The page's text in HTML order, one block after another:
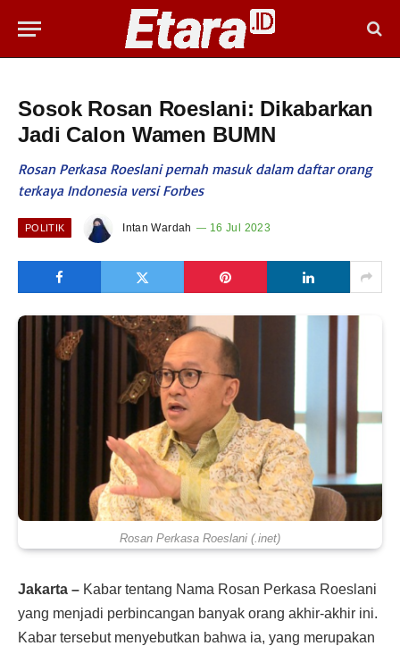
Sosok Rosan Roeslani: Dikabarkan
Jadi Calon Wamen BUMN
Rosan Perkasa Roeslani pernah masuk dalam daftar orang
terkaya Indonesia versi Forbes
POLITIK Intan Wardah 16 Jul 2023
Rosan Perkasa Roeslani (.inet)
Jakarta – Kabar tentang Nama Rosan Perkasa Roeslani
yang menjadi perbincangan banyak orang akhir-akhir ini.
Kabar tersebut menyebutkan bahwa ia, yang merupakan